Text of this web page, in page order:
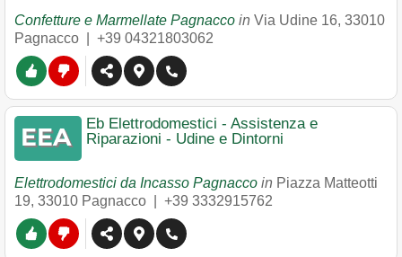
Confetture e Marmellate Pagnacco in Via Udine 16, 33010
Pagnacco
+39 04321803062
Eb Elettrodomestici - Assistenza e
Riparazioni - Udine e Dintorni
Elettrodomestici da Incasso Pagnacco in Piazza Matteotti
19, 33010 Pagnacco +39 3332915762